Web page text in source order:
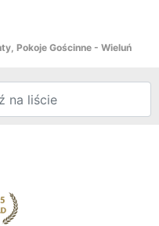
Pokoje Gościnne - Wieluń